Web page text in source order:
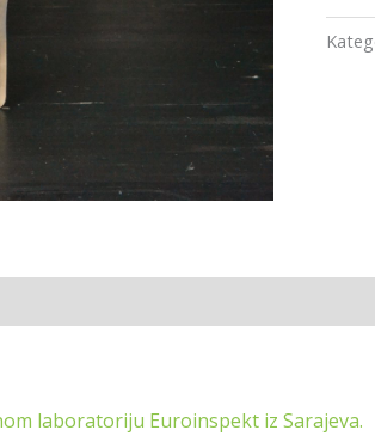
laboratoriju Euroinspekt iz Sarajeva.